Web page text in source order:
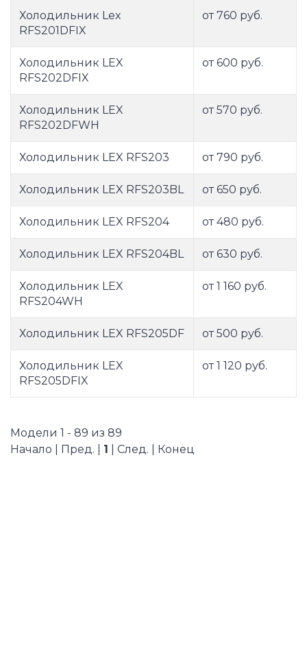
Холодильник Lex
RFS201DFIX
от 760 руб.
Холодильник LEX
RFS202DFIX
от 600 руб.
Холодильник LEX
RFS202DFWH
от 570 руб.
Холодильник LEX RFS203 от 790 руб.
Холодильник LEX RFS203BL от 650 руб.
Холодильник LEX RFS204 от 480 руб.
Холодильник LEX RFS204BL от 630 руб.
Холодильник LEX
RFS204WH
от 1 160 руб.
Холодильник LEX RFS205DF от 500 руб.
Холодильник LEX
RFS205DFIX
от 1 120 руб.
Модели 1 - 89 из 89
Начало | Пред. | 1 | След. | Конец